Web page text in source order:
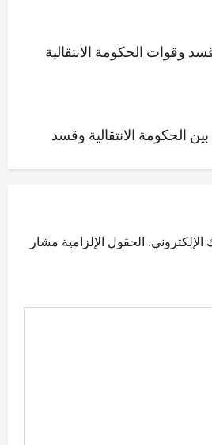
وقوات الحكومة الانتقالية
الحكومة الانتقالية وقسد
الحقول الإلزامية مشار